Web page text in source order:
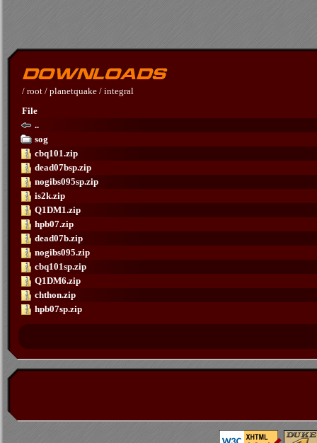
/ root / planetquake / integral
File
..
sog
cbq101.zip
dead07bsp.zip
nogibs095sp.zip
is2k.zip
Q1DM1.zip
hpb07.zip
dead07b.zip
nogibs095.zip
cbq101sp.zip
Q1DM6.zip
chthon.zip
hpb07sp.zip